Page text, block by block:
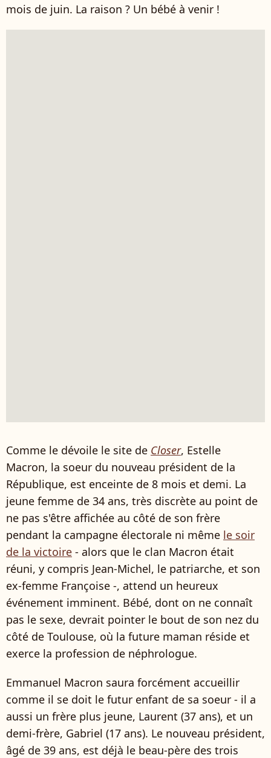
mois de juin. La raison ? Un bébé à venir !
Comme le dévoile le site de Closer, Estelle
Macron, la soeur du nouveau président de la
République, est enceinte de 8 mois et demi. La
jeune femme de 34 ans, très discrète au point de
ne pas s'être affichée au côté de son frère
pendant la campagne électorale ni même le soir
de la victoire - alors que le clan Macron était
réuni, y compris Jean-Michel, le patriarche, et son
ex-femme Françoise -, attend un heureux
événement imminent. Bébé, dont on ne connaît
pas le sexe, devrait pointer le bout de son nez du
côté de Toulouse, où la future maman réside et
exerce la profession de néphrologue.
Emmanuel Macron saura forcément accueillir
comme il se doit le futur enfant de sa soeur - il a
aussi un frère plus jeune, Laurent (37 ans), et un
demi-frère, Gabriel (17 ans). Le nouveau président,
âgé de 39 ans, est déjà le beau-père des trois